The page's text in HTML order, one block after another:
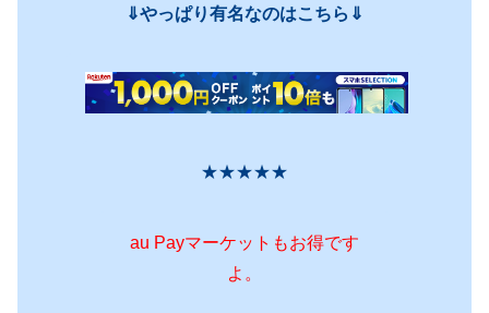
⇓やっぱり有名なのはこちら⇓
★★★★★
au Payマーケットもお得です
よ。